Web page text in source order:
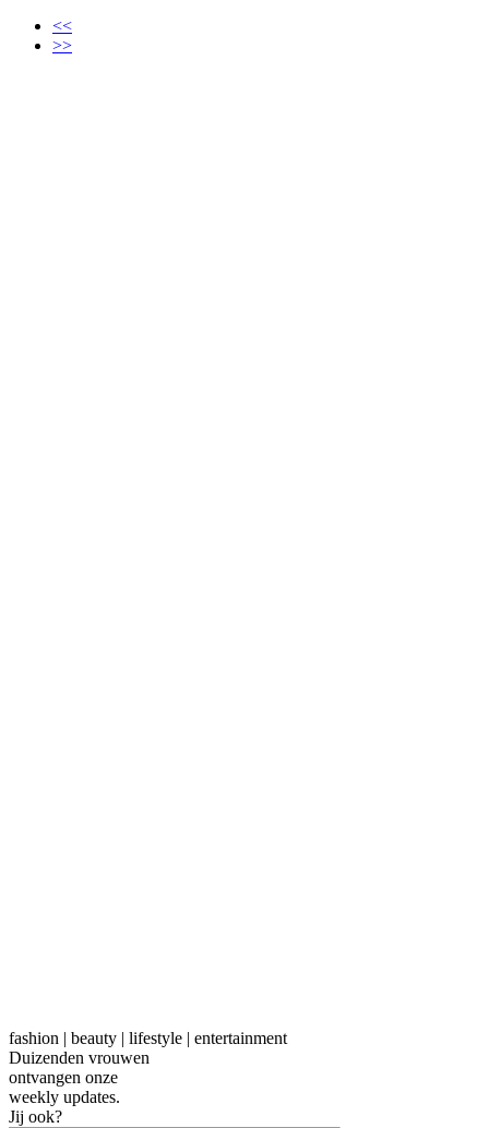
<<
>>
fashion | beauty | lifestyle | entertainment
Duizenden vrouwen
ontvangen onze
weekly updates.
Jij ook?